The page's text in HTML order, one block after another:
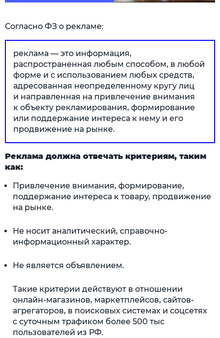
Согласно ФЗ о рекламе:
реклама — это информация,
распространенная любым способом, в любой
форме и с использованием любых средств,
адресованная неопределенному кругу лиц
и направленная на привлечение внимания
к объекту рекламирования, формирование
или поддержание интереса к нему и его
продвижение на рынке.
Реклама должна отвечать критериям, таким
как:
Привлечение внимания, формирование,
поддержание интереса к товару, продвижение
на рынке.
Не носит аналитический, справочно-
информационный характер.
Не является объявлением.
Такие критерии действуют в отношении
онлайн-магазинов, маркетплейсов, сайтов-
агрегаторов, в поисковых системах и соцсетях
с суточным трафиком более 500 тыс
пользователей из РФ.